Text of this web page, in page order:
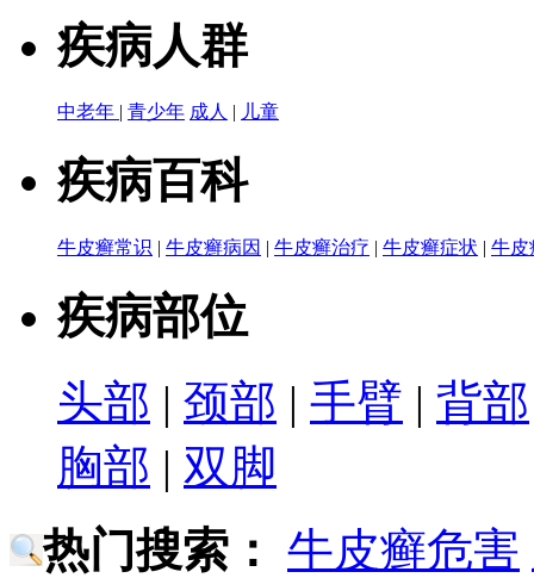
疾病人群
中老年 | 青少年 成人 | 儿童
疾病百科
牛皮癣常识 | 牛皮癣病因 | 牛皮癣治疗 | 牛皮癣症状 | 牛皮
疾病部位
头部 | 颈部 | 手臂 | 背部
胸部 | 双脚
热门搜索： 牛皮癣危害